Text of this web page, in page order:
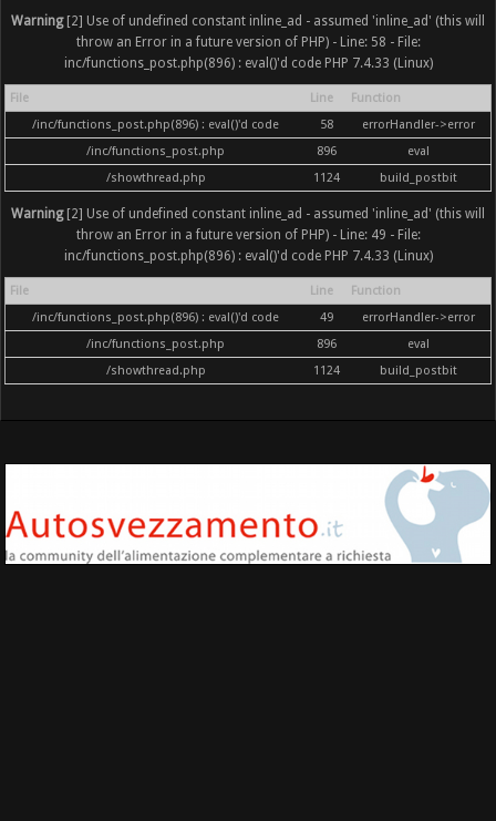
Warning[2] Use of undefined constant inline_ad - assumed 'inline_ad' (this will
throw an Error in a future version of PHP) - Line: 58 - File:
inc/functions_post.php(896) : eval()'d code PHP 7.4.33 (Linux)
File Line
Function
/inc/functions_post.php(896) : eval()'d code
58
errorHandler->error
/inc/functions_post.php
896
eval
/showthread.php
1124 build_postbit
Warning[2] Use of undefined constant inline_ad - assumed 'inline_ad' (this will
throw an Error in a future version of PHP) - Line: 49 - File:
inc/functions_post.php(896) : eval()'d code PHP 7.4.33 (Linux)
File Line
Function
/inc/functions_post.php(896) : eval()'d code
49
errorHandler->error
/inc/functions_post.php
896
eval
/showthread.php
1124 build_postbit